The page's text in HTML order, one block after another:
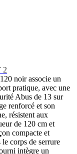
2
noir associe un
pratique, avec une
Abus de 13 sur
renforcé et son
résistent aux
de 120 cm et
compacte et
corps de serrure
intègre un